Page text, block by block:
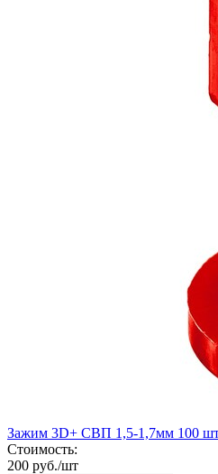
Зажим 3D+ СВП 1,5-1,7мм 100
Стоимость:
200 руб./шт